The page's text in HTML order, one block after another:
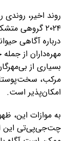
روند اخیر،
درباره آگاهی
مهره‌داران از
بسیاری از
مرکب،
امکان‌پذیر است.
به موازات این،
چت‌جی‌پی‌تی این